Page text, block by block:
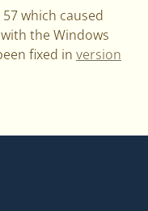
which caused
the Windows
fixed in version